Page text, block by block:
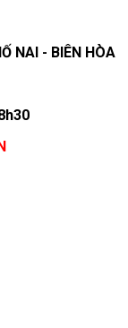
NAI - BIÊN HÒA